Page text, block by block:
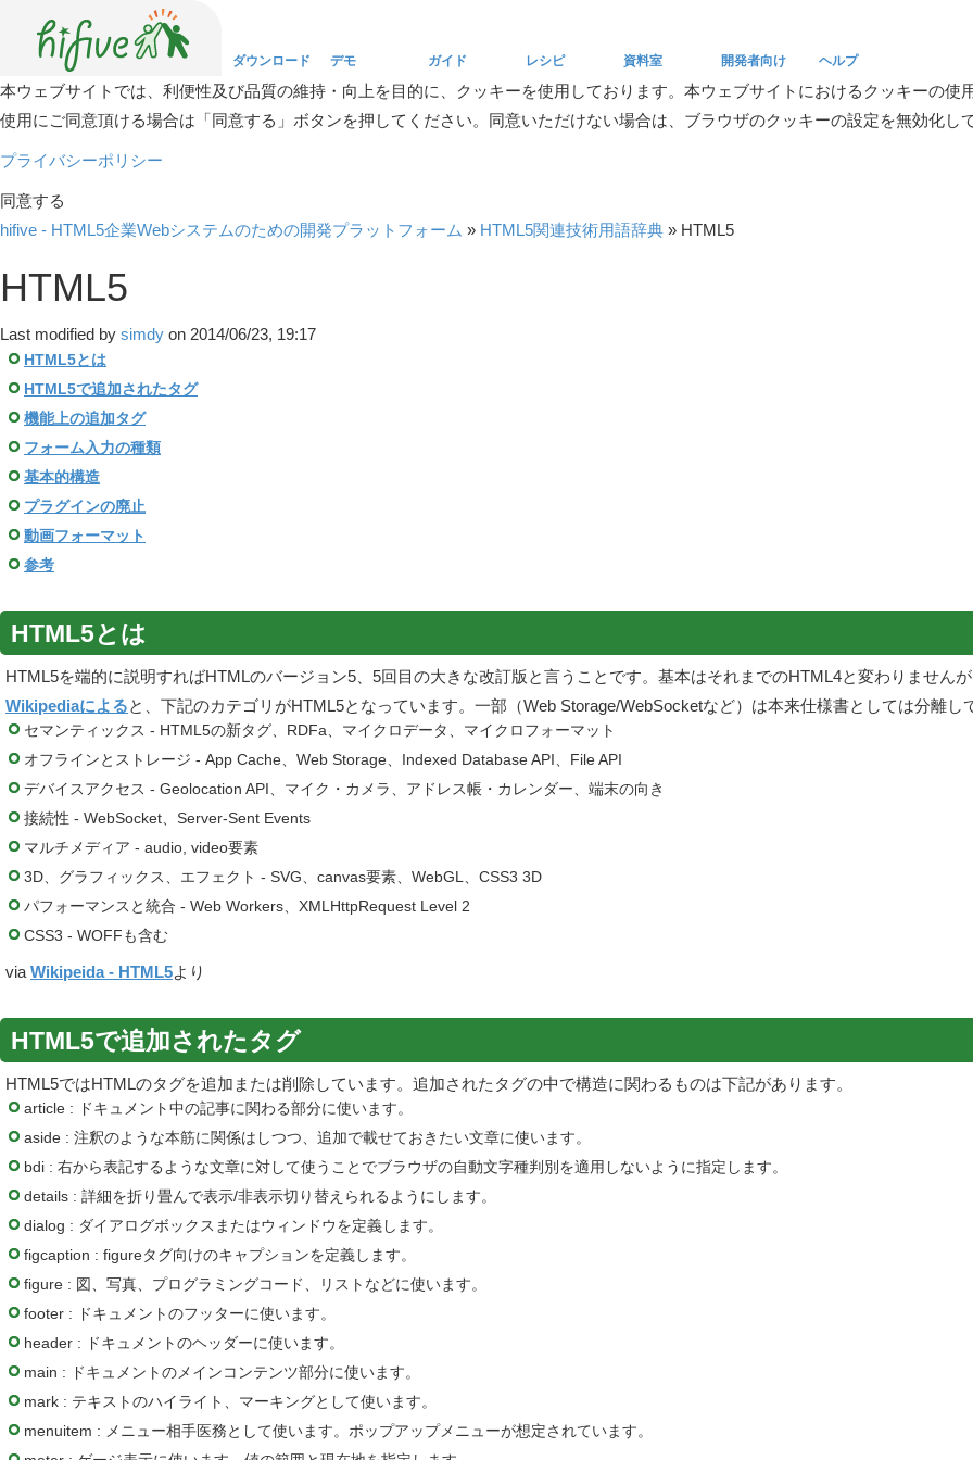
ダウンロード
Download
デモ
Demo
ガイド
Guide
レシピ
Recipe
資料室
Reference
開発者向け
Developers
ヘルプ
Help
本ウェブサイトでは、利便性及び品質の維持・向上を目的に、クッキーを使用しております。本ウェブサイトにおけるクッキーの
使用にご同意頂ける場合は「同意する」ボタンを押してください。同意いただけない場合は、ブラウザのクッキーの設定を無効化し
プライバシーポリシー
同意する
hifive - HTML5企業Webシステムのための開発プラットフォーム » HTML5関連技術用語辞典 » HTML5
HTML5
Last modified by simdy on 2014/06/23, 19:17
HTML5とは
HTML5で追加されたタグ
機能上の追加タグ
フォーム入力の種類
基本的構造
プラグインの廃止
動画フォーマット
参考
HTML5とは
HTML5を端的に説明すればHTMLのバージョン5、5回目の大きな改訂版と言うことです。基本はそれまでのHTML4と変わりません
Wikipediaによると、下記のカテゴリがHTML5となっています。一部（Web Storage/WebSocketなど）は本来仕様書としては分離
セマンティックス - HTML5の新タグ、RDFa、マイクロデータ、マイクロフォーマット
オフラインとストレージ - App Cache、Web Storage、Indexed Database API、File API
デバイスアクセス - Geolocation API、マイク・カメラ、アドレス帳・カレンダー、端末の向き
接続性 - WebSocket、Server-Sent Events
マルチメディア - audio, video要素
3D、グラフィックス、エフェクト - SVG、canvas要素、WebGL、CSS3 3D
パフォーマンスと統合 - Web Workers、XMLHttpRequest Level 2
CSS3 - WOFFも含む
via Wikipeida - HTML5より
HTML5で追加されたタグ
HTML5ではHTMLのタグを追加または削除しています。追加されたタグの中で構造に関わるものは下記があります。
article : ドキュメント中の記事に関わる部分に使います。
aside : 注釈のような本筋に関係はしつつ、追加で載せておきたい文章に使います。
bdi : 右から表記するような文章に対して使うことでブラウザの自動文字種判別を適用しないように指定します。
details : 詳細を折り畳んで表示/非表示切り替えられるようにします。
dialog : ダイアログボックスまたはウィンドウを定義します。
figcaption : figureタグ向けのキャプションを定義します。
figure : 図、写真、プログラミングコード、リストなどに使います。
footer : ドキュメントのフッターに使います。
header : ドキュメントのヘッダーに使います。
main : ドキュメントのメインコンテンツ部分に使います。
mark : テキストのハイライト、マーキングとして使います。
menuitem : メニュー相手医務として使います。ポップアップメニューが想定されています。